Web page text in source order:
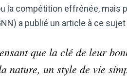
la compétition effrénée, mais
a publié un article à ce sujet
que la clé de leur
nature, un style de vie